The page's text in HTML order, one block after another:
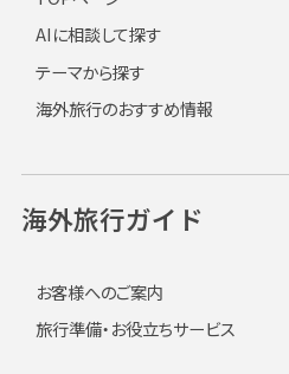
AIに相談して探す
テーマから探す
海外旅行のおすすめ情報
海外旅行ガイド
お客様へのご案内
旅行準備・お役立ちサービス